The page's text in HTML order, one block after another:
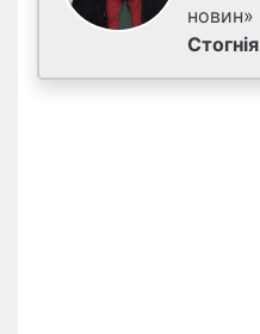
новин»
Стогнія